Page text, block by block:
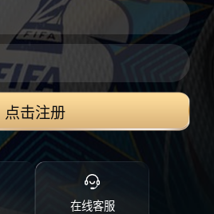
点击注册
在线客服